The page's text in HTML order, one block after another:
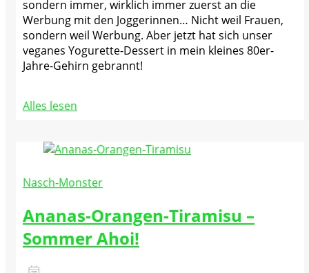
sondern immer, wirklich immer zuerst an die
Werbung mit den Joggerinnen… Nicht weil Frauen,
sondern weil Werbung. Aber jetzt hat sich unser
veganes Yogurette-Dessert in mein kleines 80er-
Jahre-Gehirn gebrannt!
Alles lesen
Nasch-Monster
Ananas-Orangen-Tiramisu –
Sommer Ahoi!